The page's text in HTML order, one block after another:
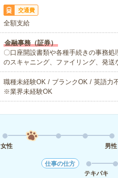
交通費
全額支給
金融事務（証券）
〇口座開設書類や各種手続きの事務
のスキャニング、ファイリング、発
職種未経験OK / ブランクOK / 英語力
※業界未経験OK
女性
男性
仕事の仕方
テキパキ